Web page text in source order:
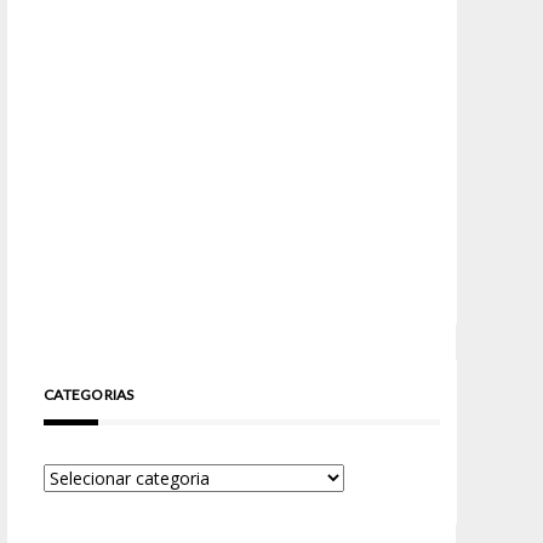
CATEGORIAS